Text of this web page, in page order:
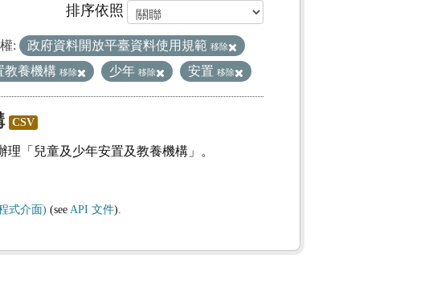
排序依照
: 政府資料開放平臺資料使用規範 移除
教養機構 移除 少年 移除 安置 移除
CSV
「兒童及少年安置及教養機構」。
式介面) (see API 文件).